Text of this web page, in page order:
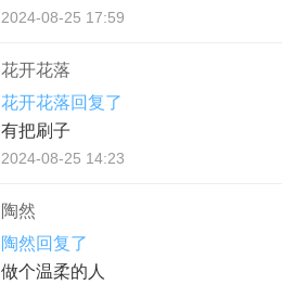
2024-08-25 17:59
花开花落
花开花落回复了
有把刷子
2024-08-25 14:23
陶然
陶然回复了
做个温柔的人